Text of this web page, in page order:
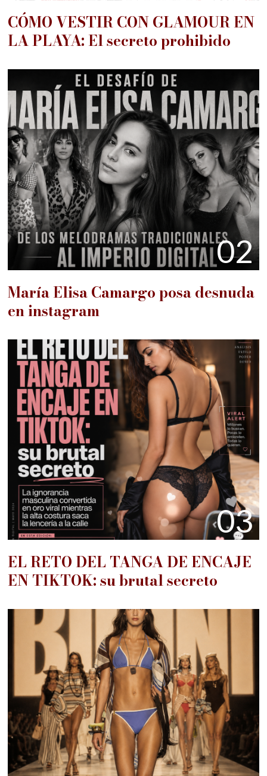
CÓMO VESTIR CON GLAMOUR EN
LA PLAYA: El secreto prohibido
02
María Elisa Camargo posa desnuda
en instagram
03
EL RETO DEL TANGA DE ENCAJE
EN TIKTOK: su brutal secreto